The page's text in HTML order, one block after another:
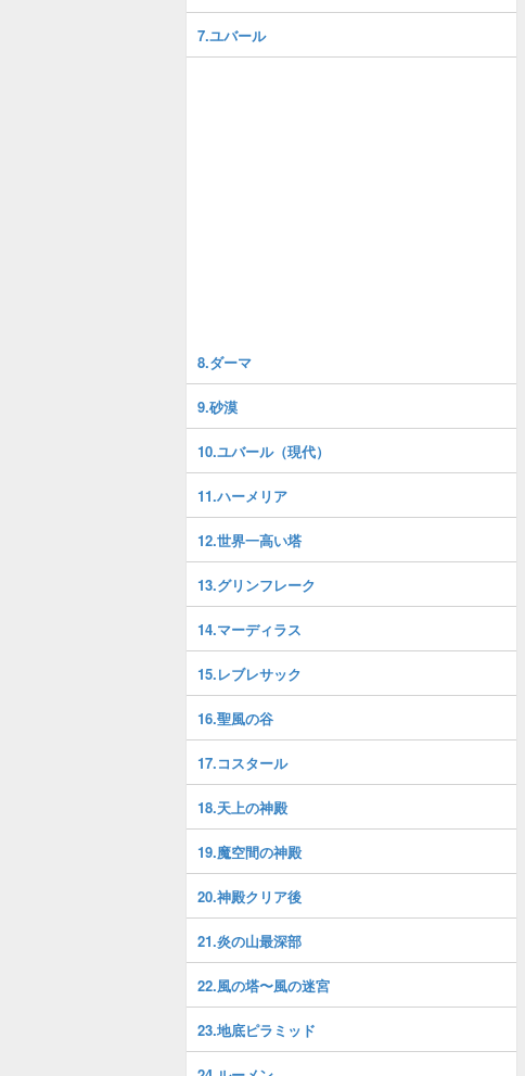
7.ユバール
8.ダーマ
9.砂漠
10.ユバール（現代）
11.ハーメリア
12.世界一高い塔
13.グリンフレーク
14.マーディラス
15.レブレサック
16.聖風の谷
17.コスタール
18.天上の神殿
19.魔空間の神殿
20.神殿クリア後
21.炎の山最深部
22.風の塔〜風の迷宮
23.地底ピラミッド